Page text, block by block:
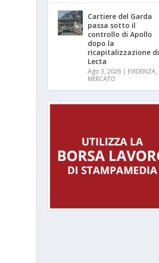
Cartiere del Garda
passa sotto il
controllo di Apollo
dopo la
ricapitalizzazione di
Lecta
Ago 3, 2026 | EVIDENZA,
MERCATO